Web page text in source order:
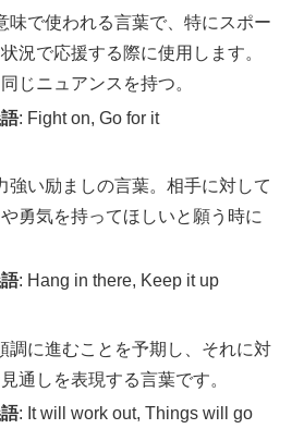
味で使われる言葉で、特にスポー
況で応援する際に使用します。
じニュアンスを持つ。
: Fight on, Go for it
強い励ましの言葉。相手に対して
勇気を持ってほしいと願う時に
: Hang in there, Keep it up
調に進むことを予期し、それに対
通しを表現する言葉です。
: It will work out, Things will go